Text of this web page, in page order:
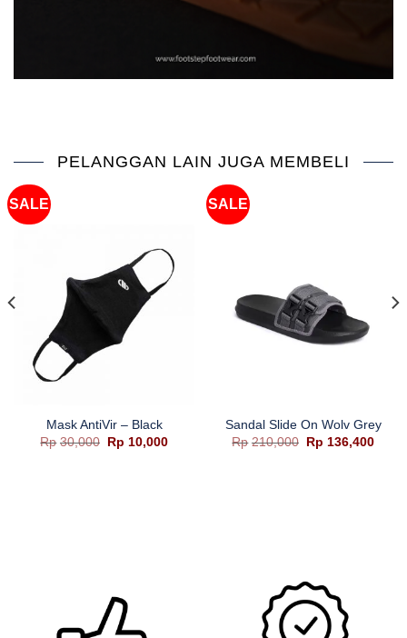
PELANGGAN LAIN JUGA MEMBELI
SALE
Mask AntiVir – Black
Rp 30,000
Harga
aslinya
Rp 10,000Harga
SALE
Sandal Slide On Wolv Grey
Rp 210,000
Harga
aslinya
Rp 136,400